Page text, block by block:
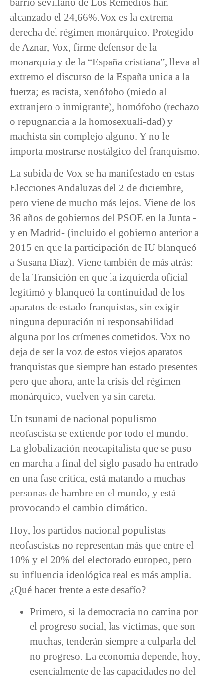
alcanzado el 24,66%.Vox es la extrema
derecha del régimen monárquico. Protegido
de Aznar, Vox, firme defensor de la
monarquía y de la “España cristiana”, lleva al
extremo el discurso de la España unida a la
fuerza; es racista, xenófobo (miedo al
extranjero o inmigrante), homófobo (rechazo
o repugnancia a la homosexuali-dad) y
machista sin complejo alguno. Y no le
importa mostrarse nostálgico del franquismo.
La subida de Vox se ha manifestado en estas
Elecciones Andaluzas del 2 de diciembre,
pero viene de mucho más lejos. Viene de los
36 años de gobiernos del PSOE en la Junta -
y en Madrid- (incluido el gobierno anterior a
2015 en que la participación de IU blanqueó
a Susana Díaz). Viene también de más atrás:
de la Transición en que la izquierda oficial
legitimó y blanqueó la continuidad de los
aparatos de estado franquistas, sin exigir
ninguna depuración ni responsabilidad
alguna por los crímenes cometidos. Vox no
deja de ser la voz de estos viejos aparatos
franquistas que siempre han estado presentes
pero que ahora, ante la crisis del régimen
monárquico, vuelven ya sin careta.
Un tsunami de nacional populismo
neofascista se extiende por todo el mundo.
La globalización neocapitalista que se puso
en marcha a final del siglo pasado ha entrado
en una fase crítica, está matando a muchas
personas de hambre en el mundo, y está
provocando el cambio climático.
Hoy, los partidos nacional populistas
neofascistas no representan más que entre el
10% y el 20% del electorado europeo, pero
su influencia ideológica real es más amplia.
¿Qué hacer frente a este desafío?
Primero, si la democracia no camina por
el progreso social, las víctimas, que son
muchas, tenderán siempre a culparla del
no progreso. La economía depende, hoy,
esencialmente de las capacidades no del